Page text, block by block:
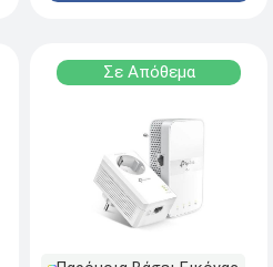
Σε Απόθεμα